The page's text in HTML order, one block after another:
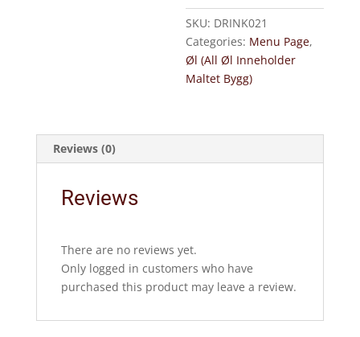
quantity
SKU: DRINK021
Categories: Menu Page,
Øl (All Øl Inneholder
Maltet Bygg)
Reviews (0)
Reviews
There are no reviews yet.
Only logged in customers who have
purchased this product may leave a review.